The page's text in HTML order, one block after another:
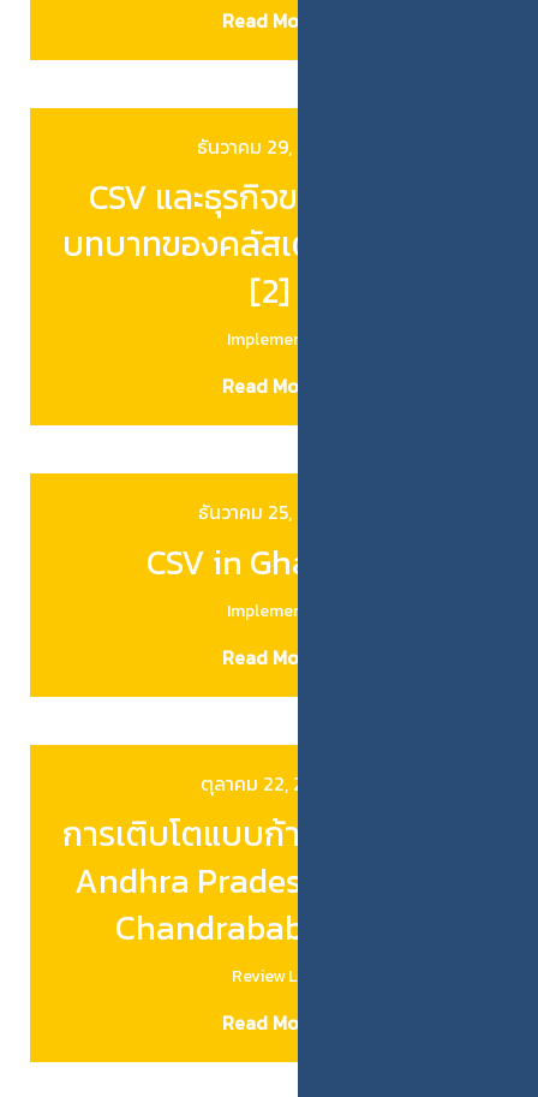
Read More
ธันวาคม 29, 2025
CSV และธุรกิจขนาดเล็กกับ
บทบาทของคลัสเตอร์ – Japan
[2]
Implemen…
Read More
ธันวาคม 25, 2025
CSV in Ghana [1]
Implemen…
Read More
ตุลาคม 22, 2025
การเติบโตแบบก้าวกระโดดของ
Andhra Pradesh โดย Nara
Chandrababu Naidu
Review L…
Read More